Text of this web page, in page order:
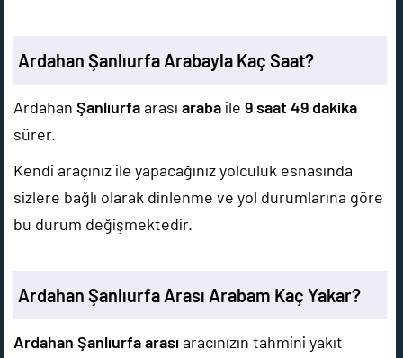
Ardahan Şanlıurfa Arabayla Kaç Saat?
Ardahan Şanlıurfaarası araba ile 9 saat 49 dakika
sürer.
Kendi araçınız ile yapacağınız yolculuk esnasında
sizlere bağlı olarak dinlenme ve yol durumlarına göre
bu durum değişmektedir.
Ardahan Şanlıurfa Arası Arabam Kaç Yakar?
Ardahan Şanlıurfa arasıaracınızın tahmini yakıt